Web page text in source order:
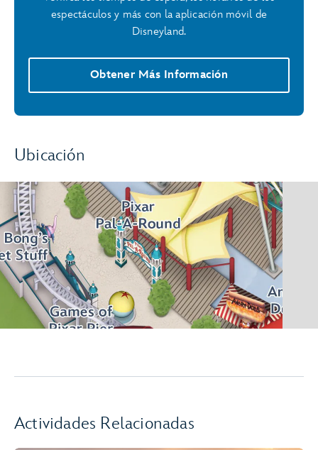
espectáculos y más con la aplicación móvil de
Disneyland.
Obtener Más Información
Ubicación
Actividades Relacionadas